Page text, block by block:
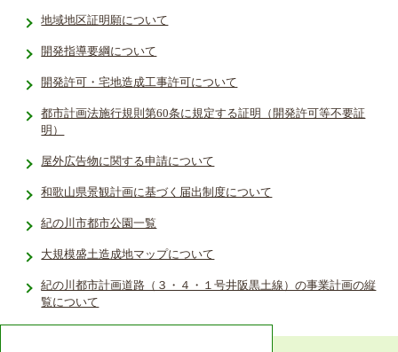
地域地区証明願について
開発指導要綱について
開発許可・宅地造成工事許可について
都市計画法施行規則第60条に規定する証明（開発許可等不要証
明）
屋外広告物に関する申請について
和歌山県景観計画に基づく届出制度について
紀の川市都市公園一覧
大規模盛土造成地マップについて
紀の川都市計画道路（３・４・１号井阪黒土線）の事業計画の縦
覧について